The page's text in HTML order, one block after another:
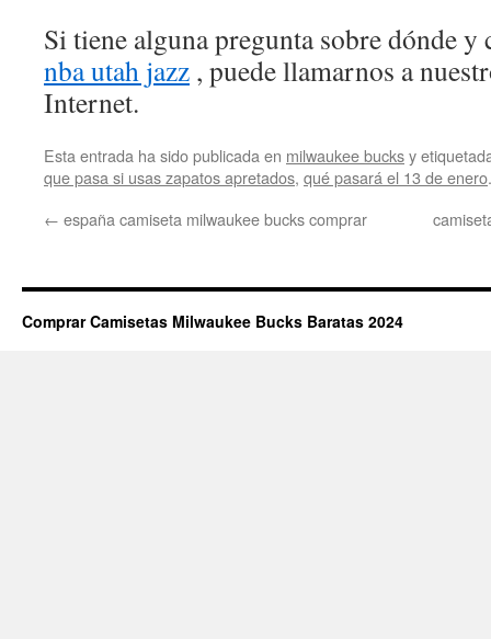
Si tiene alguna pregunta sobre dónde
nba utah jazz , puede llamarnos a
Internet.
Esta entrada ha sido publicada en milwaukee bucksy
que pasa si usas zapatos apretados, qué pasará el 13 de enero
← españa camiseta milwaukee bucks comprar
Comprar Camisetas Milwaukee Bucks Baratas 2024